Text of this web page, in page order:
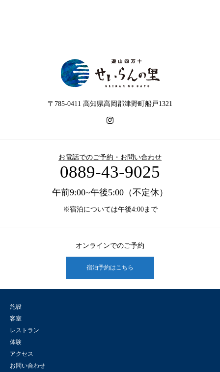
〒785-0411 高知県高岡郡津野町船戸1321
お電話でのご予約・お問い合わせ
0889-43-9025
午前9:00~午後5:00（不定休）
※宿泊については午後4:00まで
オンラインでのご予約
宿泊予約はこちら
施設
客室
レストラン
体験
アクセス
お問い合わせ